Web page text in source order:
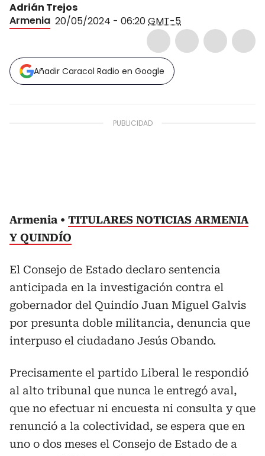
Adrián Trejos
Armenia 20/05/2024 - 06:20GMT-5
Añadir Caracol Radio en Google
Armenia
TITULARES NOTICIAS ARMENIA
Y QUINDÍO
El Consejo de Estado declaro sentencia
anticipada en la investigación contra el
gobernador del Quindío Juan Miguel Galvis
por presunta doble militancia, denuncia que
interpuso el ciudadano Jesús Obando.
Precisamente el partido Liberal le respondió
al alto tribunal que nunca le entregó aval,
que no efectuar ni encuesta ni consulta y que
renunció a la colectividad, se espera que en
uno o dos meses el Consejo de Estado de a